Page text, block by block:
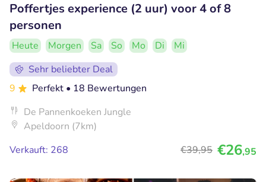
Poffertjes experience (2 uur) voor 4 of 8
personen
Heute Morgen Sa So Mo Di
Mi
Sehr beliebter Deal
9
Perfekt • 18 Bewertungen
De Pannenkoeken Jungle
Apeldoorn (7km)
Verkauft: 268
€39,95 €26,95